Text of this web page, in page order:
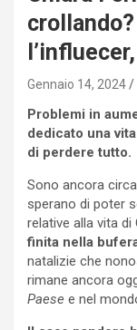
Gennaio 14, 2024
Problemi in
dedicato una
di perdere tutto.
Sono ancora
sperano di poter
relative alla vita di
finita nella
natalizie che
rimane ancora
Paese e nel